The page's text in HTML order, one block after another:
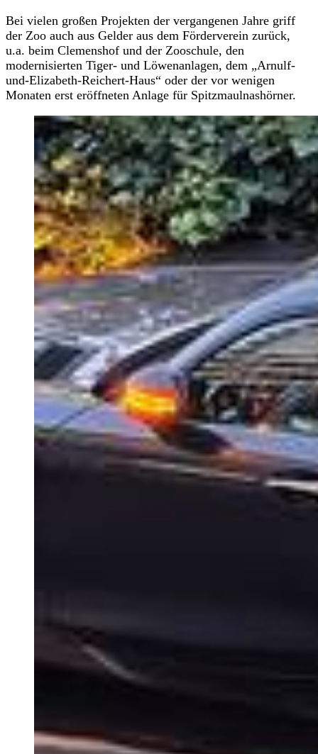
Bei vielen großen Projekten der vergangenen Jahre griff
der Zoo auch aus Gelder aus dem Förderverein zurück,
u.a. beim Clemenshof und der Zooschule, den
modernisierten Tiger- und Löwenanlagen, dem „Arnulf-
und-Elizabeth-Reichert-Haus“ oder der vor wenigen
Monaten erst eröffneten Anlage für Spitzmaulnashörner.